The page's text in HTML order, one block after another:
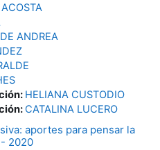
ANDREA
HELIANA CUSTODIO
CATALINA LUCERO
aportes para pensar la
2020